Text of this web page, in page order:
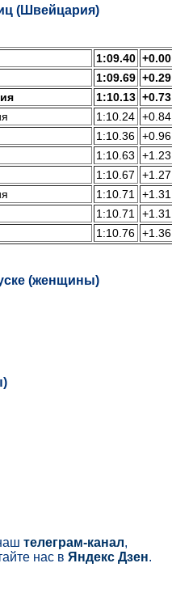
(Швейцария)
1:09.40 +0.00
1:09.69 +0.29
1:10.13 +0.73
1:10.24 +0.84
1:10.36 +0.96
1:10.63
+1.23
1:10.67
+1.27
1:10.71
+1.31
1:10.71
+1.31
1:10.76 +1.36
(женщины)
телеграм-канал,
нас в Яндекс Дзен.